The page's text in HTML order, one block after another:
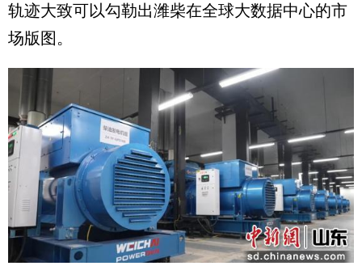
轨迹大致可以勾勒出潍柴在全球大数据中心的市
场版图。